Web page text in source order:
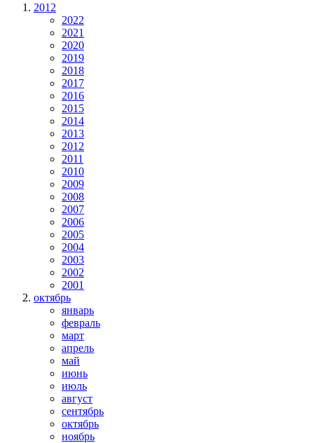
2012
2022
2021
2020
2019
2018
2017
2016
2015
2014
2013
2012
2011
2010
2009
2008
2007
2006
2005
2004
2003
2002
2001
октябрь
январь
февраль
март
апрель
май
июнь
июль
август
сентябрь
октябрь
ноябрь